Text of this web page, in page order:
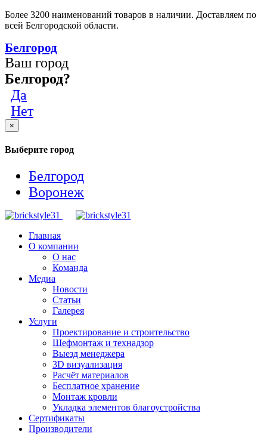
Более 3200 наименований товаров в наличии. Доставляем по
всей Белгородской области.
Белгород
Ваш город
Белгород?
Да
Нет
×
Выберите город
Белгород
Воронеж
Главная
О компании
О нас
Команда
Медиа
Новости
Статьи
Галерея
Услуги
Проектирование и строительство
Шефмонтаж и технадзор
Выезд менеджера
3D визуализация
Расчёт материалов
Бесплатное хранение
Монтаж кровли
Укладка элементов благоустройства
Сертификаты
Производители